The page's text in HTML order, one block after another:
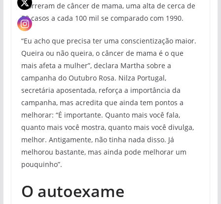
morreram de câncer de mama, uma alta de cerca de
50 casos a cada 100 mil se comparado com 1990.
“Eu acho que precisa ter uma conscientização maior.
Queira ou não queira, o câncer de mama é o que
mais afeta a mulher”, declara Martha sobre a
campanha do Outubro Rosa. Nilza Portugal,
secretária aposentada, reforça a importância da
campanha, mas acredita que ainda tem pontos a
melhorar: “É importante. Quanto mais você fala,
quanto mais você mostra, quanto mais você divulga,
melhor. Antigamente, não tinha nada disso. Já
melhorou bastante, mas ainda pode melhorar um
pouquinho”.
O autoexame